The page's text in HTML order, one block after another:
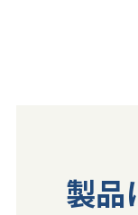
製品